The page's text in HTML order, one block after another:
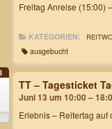
Freitag Anreise (15:00)
KATEGORIEN:
ausgebucht
TT – Tagesticket
Juni 13 um 10:00 –
Erlebnis – Reitertag auf